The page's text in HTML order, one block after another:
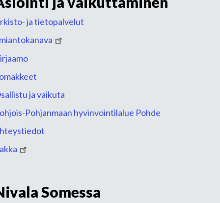
ja tietopalvelut
ja vaikuta
Pohjanmaan hyvinvointilalue Pohde
Somessa